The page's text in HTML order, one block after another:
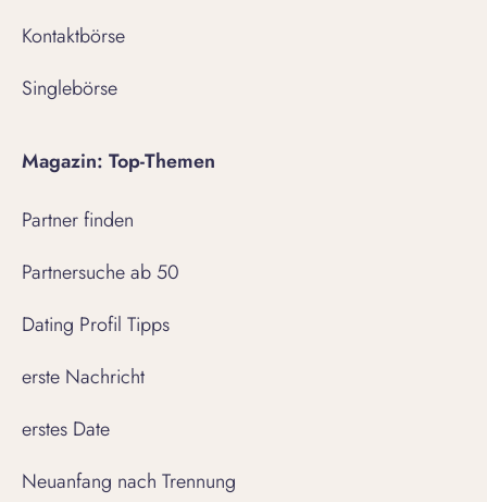
Kontaktbörse
Singlebörse
Magazin: Top-Themen
Partner finden
Partnersuche ab 50
Dating Profil Tipps
erste Nachricht
erstes Date
Neuanfang nach Trennung